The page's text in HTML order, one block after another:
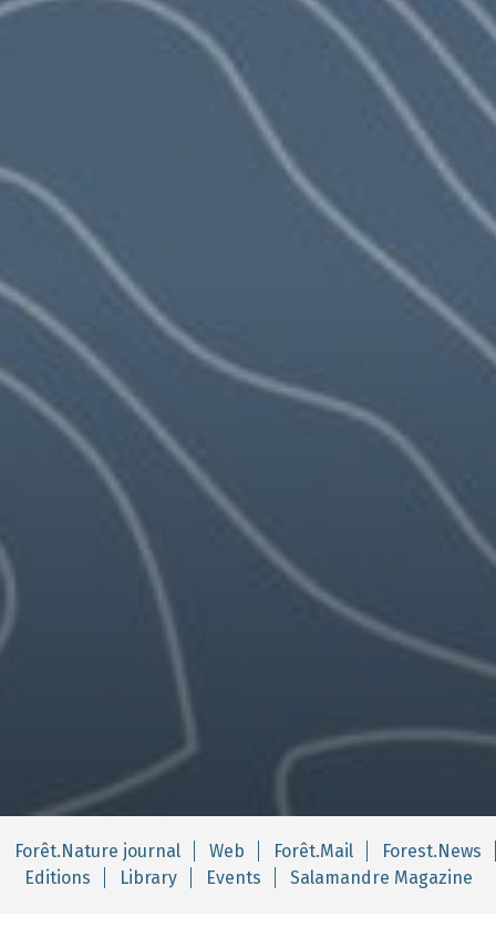
Forêt.Nature journal Web Forêt.Mail
Forest.News
Editions
Library Events Salamandre Magazine